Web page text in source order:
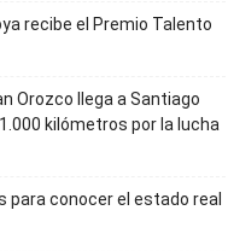
recibe el Premio Talento
Orozco llega a Santiago
kilómetros por la lucha
para conocer el estado real